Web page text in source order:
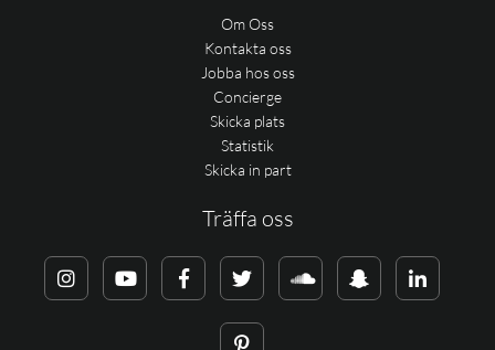
Om Oss
Kontakta oss
Jobba hos oss
Concierge
Skicka plats
Statistik
Skicka in part
Träffa oss